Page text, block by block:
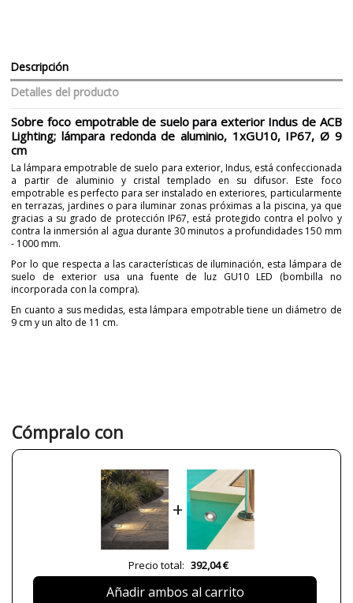
Descripción
Detalles del producto
Sobre foco empotrable de suelo para exterior Indus de ACB
Lighting; lámpara redonda de aluminio, 1xGU10, IP67, Ø 9
cm
La lámpara empotrable de suelo para exterior, Indus, está confeccionada
a partir de aluminio y cristal templado en su difusor. Este foco
empotrable es perfecto para ser instalado en exteriores, particularmente
en terrazas, jardines o para iluminar zonas próximas a la piscina, ya que
gracias a su grado de protección IP67, está protegido contra el polvo y
contra la inmersión al agua durante 30 minutos a profundidades 150 mm
- 1000 mm.
Por lo que respecta a las características de iluminación, esta lámpara de
suelo de exterior usa una fuente de luz GU10 LED (bombilla no
incorporada con la compra).
En cuanto a sus medidas, esta lámpara empotrable tiene un diámetro de
9 cm y un alto de 11 cm.
Alto (cm)
Diámetro (cm)
0,58 kg
Menos de 1 semana
220-240V
GU10
Potencia en Vatios
8W
No
Cómpralo con
+
Precio total: 392,04 €
Añadir ambos al carrito